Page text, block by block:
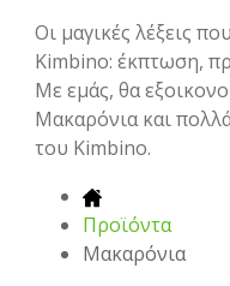
Οι μαγικές λέξεις
Kimbino: έκπτωση,
Με εμάς, θα
Μακαρόνια και
του Kimbino.
Προϊόντα
Μακαρόνια